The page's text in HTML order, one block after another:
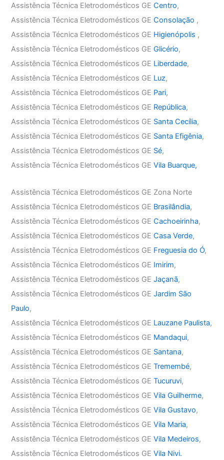
Assistência Técnica Eletrodomésticos GECentro,
Assistência Técnica Eletrodomésticos GEConsolação ,
Assistência Técnica Eletrodomésticos GE Higienópolis ,
Assistência Técnica Eletrodomésticos GEGlicério,
Assistência Técnica Eletrodomésticos GE Liberdade,
Assistência Técnica Eletrodomésticos GE Luz,
Assistência Técnica Eletrodomésticos GE Pari,
Assistência Técnica Eletrodomésticos GE República,
Assistência Técnica Eletrodomésticos GE Santa Cecília,
Assistência Técnica Eletrodomésticos GE Santa Efigênia,
Assistência Técnica Eletrodomésticos GE Sé,
Assistência Técnica Eletrodomésticos GEVila Buarque,
Assistência Técnica Eletrodomésticos GE Zona Norte
Assistência Técnica Eletrodomésticos GE Brasilândia,
Assistência Técnica Eletrodomésticos GECachoeirinha,
Assistência Técnica Eletrodomésticos GECasa Verde,
Assistência Técnica Eletrodomésticos GE Freguesia do Ó,
Assistência Técnica Eletrodomésticos GE Imirim,
Assistência Técnica Eletrodomésticos GEJaçanã,
Assistência Técnica Eletrodomésticos GEJardim São
Paulo,
Assistência Técnica Eletrodomésticos GE Lauzane Paulista,
Assistência Técnica Eletrodomésticos GE Mandaqui,
Assistência Técnica Eletrodomésticos GE Santana,
Assistência Técnica Eletrodomésticos GETremembé,
Assistência Técnica Eletrodomésticos GETucuruvi,
Assistência Técnica Eletrodomésticos GEVila Guilherme,
Assistência Técnica Eletrodomésticos GEVila Gustavo,
Assistência Técnica Eletrodomésticos GEVila Maria,
Assistência Técnica Eletrodomésticos GEVila Medeiros,
Assistência Técnica Eletrodomésticos GEVila Nivi.